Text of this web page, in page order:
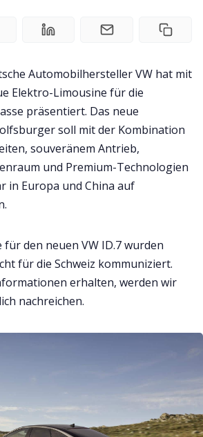
Automobilhersteller VW hat mit
Elektro-Limousine für die
präsentiert. Das neue
soll mit der Kombination
souveränem Antrieb,
und Premium-Technologien
in Europa und China auf
für den neuen VW ID.7 wurden
für die Schweiz kommuniziert.
erhalten, werden wir
nachreichen.